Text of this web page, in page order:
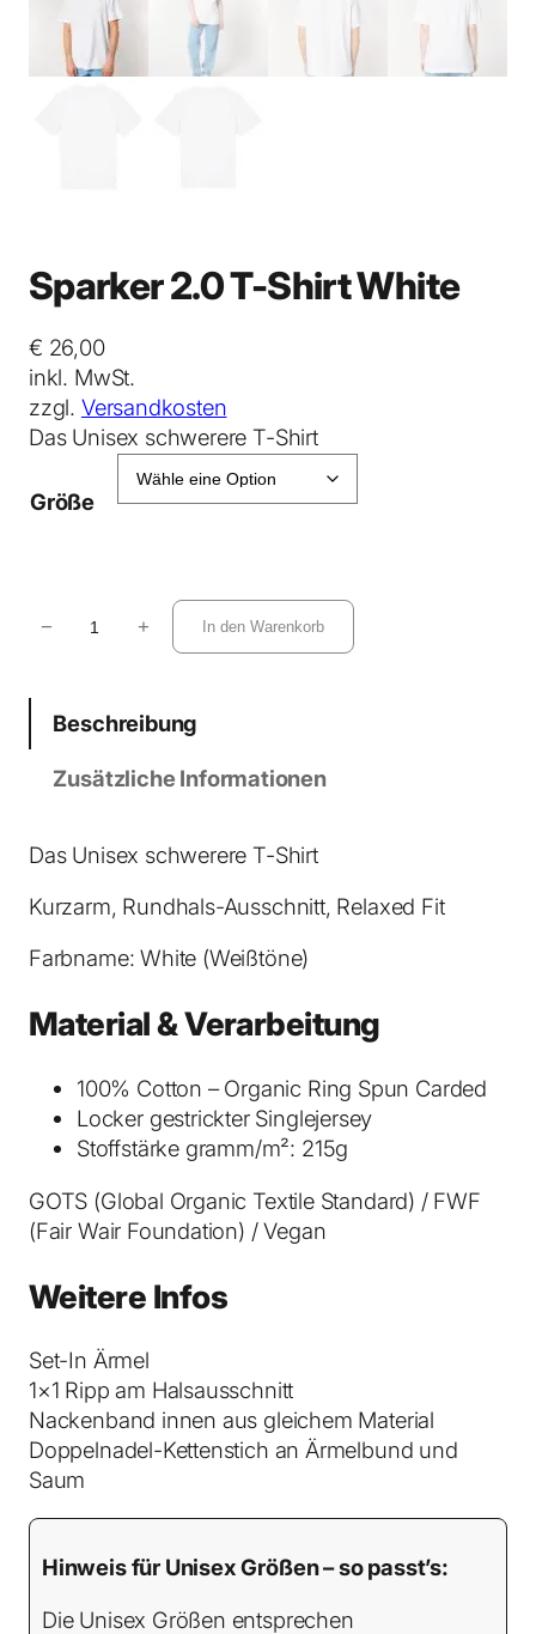
Sparker 2.0 T-Shirt White
€ 26,00
inkl. MwSt.
zzgl. Versandkosten
Das Unisex schwerere T-Shirt
Größe
r
.
T
S
i
t
e
e
g
e
− + In den Warenkorb
Beschreibung
Zusätzliche Informationen
Das Unisex schwerere T-Shirt
Kurzarm, Rundhals-Ausschnitt, Relaxed Fit
Farbname: White (Weißtöne)
Material & Verarbeitung
100% Cotton – Organic Ring Spun Carded
Locker gestrickter Singlejersey
Stoffstärke gramm/m²: 215g
GOTS (Global Organic Textile Standard) / FWF
(Fair Wair Foundation) / Vegan
Weitere Infos
Set-In Ärmel
1×1 Ripp am Halsausschnitt
Nackenband innen aus gleichem Material
Doppelnadel-Kettenstich an Ärmelbund und
Saum
Hinweis für Unisex Größen – so passt’s:
Die Unisex Größen entsprechen